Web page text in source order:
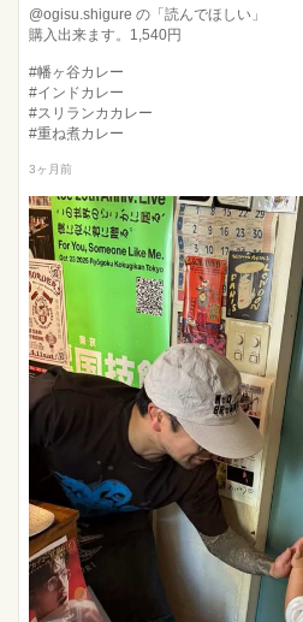
@ogisu.shigure の「読んでほしい」
購入出来ます。1,540円
#幡ヶ谷カレー
#インドカレー
#スリランカカレー
#重ね煮カレー
3ヶ月前